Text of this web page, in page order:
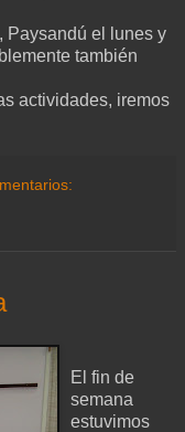
Paysandú el lunes y
también
actividades, iremos
El fin de
semana
estuvimos